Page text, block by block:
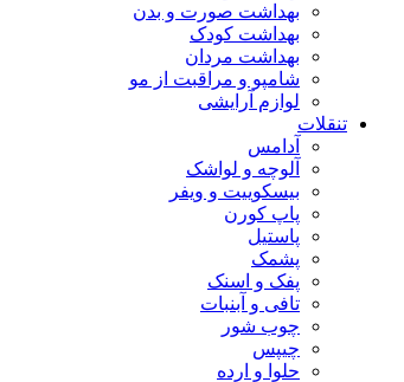
بهداشت صورت و بدن
بهداشت کودک
بهداشت مردان
شامپو و مراقبت از مو
لوازم آرایشی
تنقلات
آدامس
آلوچه و لواشک
بیسکوییت و ویفر
پاپ کورن
پاستیل
پشمک
پفک و اسنک
تافی و آبنبات
چوب شور
چیپس
حلوا و ارده